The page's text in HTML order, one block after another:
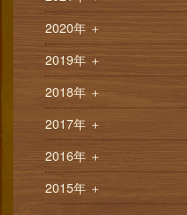
2020年 ＋
2019年 ＋
2018年 ＋
2017年 ＋
2016年 ＋
2015年 ＋